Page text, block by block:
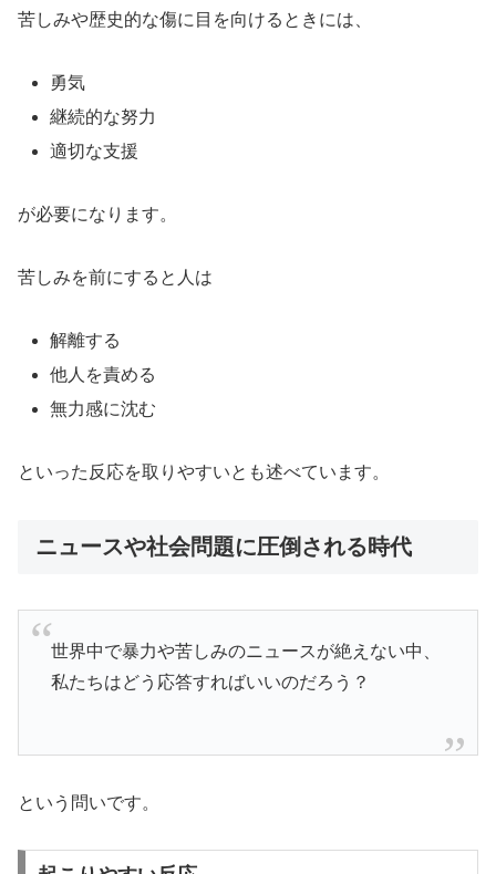
苦しみや歴史的な傷に目を向けるときには、
勇気
継続的な努力
適切な支援
が必要になります。
苦しみを前にすると人は
解離する
他人を責める
無力感に沈む
といった反応を取りやすいとも述べています。
ニュースや社会問題に圧倒される時代
世界中で暴力や苦しみのニュースが絶えない中、
私たちはどう応答すればいいのだろう？
という問いです。